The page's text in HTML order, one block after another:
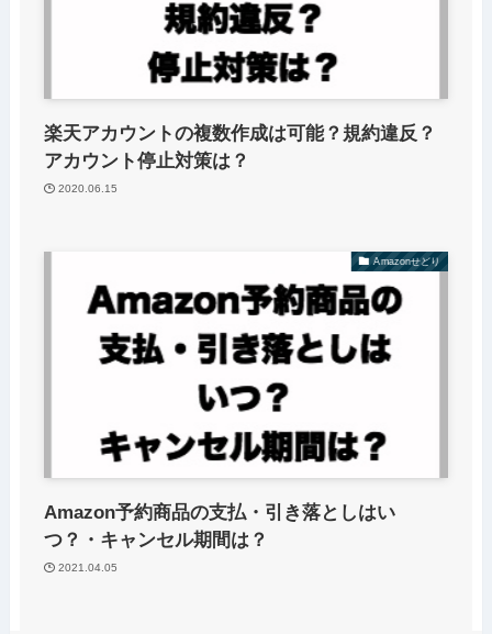
楽天アカウントの複数作成は可能？規約違反？
アカウント停止対策は？
2020.06.15
Amazonせどり
Amazon予約商品の支払・引き落としはい
つ？・キャンセル期間は？
2021.04.05